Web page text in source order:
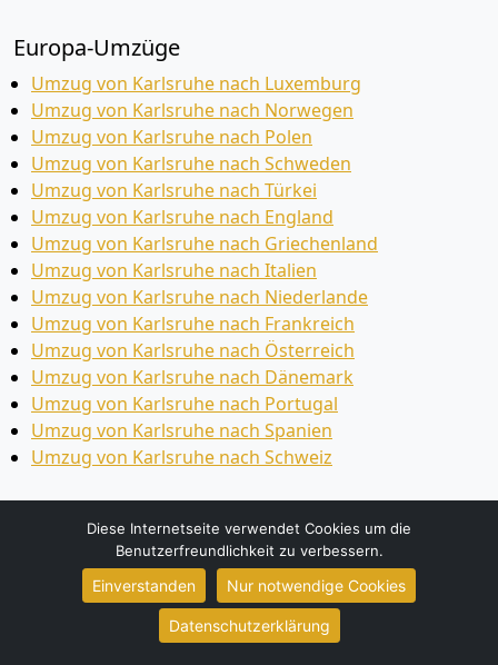
Europa-Umzüge
Umzug von Karlsruhe nach Luxemburg
Umzug von Karlsruhe nach Norwegen
Umzug von Karlsruhe nach Polen
Umzug von Karlsruhe nach Schweden
Umzug von Karlsruhe nach Türkei
Umzug von Karlsruhe nach England
Umzug von Karlsruhe nach Griechenland
Umzug von Karlsruhe nach Italien
Umzug von Karlsruhe nach Niederlande
Umzug von Karlsruhe nach Frankreich
Umzug von Karlsruhe nach Österreich
Umzug von Karlsruhe nach Dänemark
Umzug von Karlsruhe nach Portugal
Umzug von Karlsruhe nach Spanien
Umzug von Karlsruhe nach Schweiz
Umzüge-Deutschlandweit
Umzug von Karlsruhe nach Berlin
Umzug von Karlsruhe nach Bonn
Umzug von Karlsruhe nach Essen
Diese Internetseite verwendet Cookies um die
Benutzerfreundlichkeit zu verbessern.
Einverstanden Nur notwendige Cookies
Datenschutzerklärung